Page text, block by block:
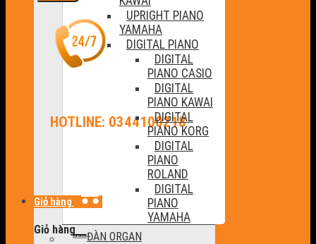
HOTLINE: 0344100218
Giỏ hàng
Giỏ hàng
UPRIGHT PIANO
YAMAHA
DIGITAL PIANO
DIGITAL
PIANO CASIO
DIGITAL
PIANO KAWAI
DIGITAL
PIANO KORG
DIGITAL
PIANO
ROLAND
DIGITAL
PIANO
YAMAHA
ĐÀN ORGAN